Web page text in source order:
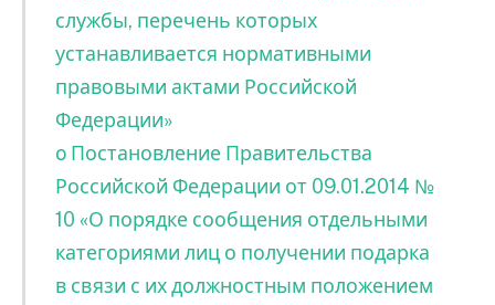
службы, перечень которых
устанавливается нормативными
правовыми актами Российской
Федерации»
o Постановление Правительства
Российской Федерации от 09.01.2014 №
10 «О порядке сообщения отдельными
категориями лиц о получении подарка
в связи с их должностным положением